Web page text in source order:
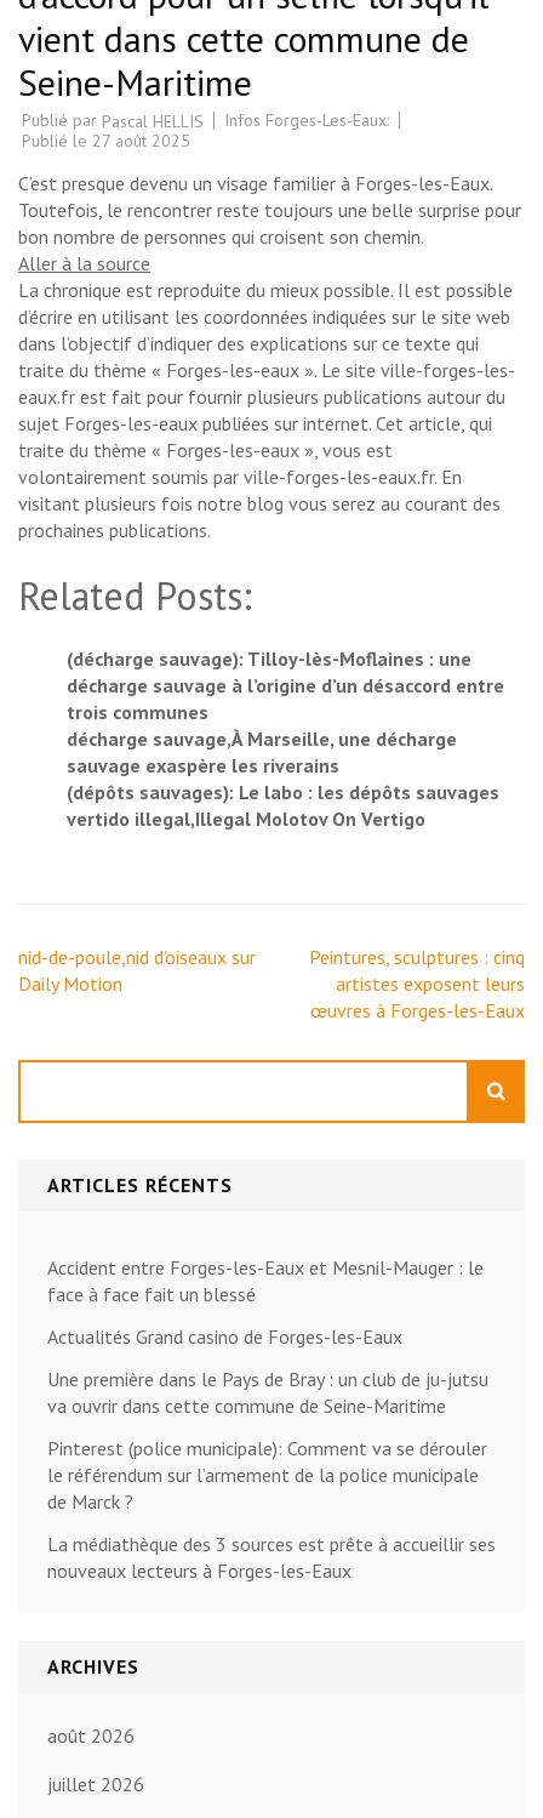
vient dans cette commune de
Seine-Maritime
Publié par Pascal HELLIS
Infos Forges-Les-Eaux:
Publié le 27 août 2025
C’est presque devenu un visage familier à Forges-les-Eaux.
Toutefois, le rencontrer reste toujours une belle surprise pour
bon nombre de personnes qui croisent son chemin.
Aller à la source
La chronique est reproduite du mieux possible. Il est possible
d’écrire en utilisant les coordonnées indiquées sur le site web
dans l’objectif d’indiquer des explications sur ce texte qui
traite du thème « Forges-les-eaux ». Le site ville-forges-les-
eaux.fr est fait pour fournir plusieurs publications autour du
sujet Forges-les-eaux publiées sur internet. Cet article, qui
traite du thème « Forges-les-eaux », vous est
volontairement soumis par ville-forges-les-eaux.fr. En
visitant plusieurs fois notre blog vous serez au courant des
prochaines publications.
Related Posts:
(décharge sauvage): Tilloy-lès-Moflaines : une
décharge sauvage à l’origine d’un désaccord entre
trois communes
décharge sauvage,À Marseille, une décharge
sauvage exaspère les riverains
(dépôts sauvages): Le labo : les dépôts sauvages
vertido illegal,Illegal Molotov On Vertigo
Navigation
de
nid-de-poule,nid d’oiseaux sur
Daily Motion
Peintures, sculptures : cinq
artistes exposent leurs
œuvres à Forges-les-Eaux
ARTICLES RÉCENTS
Accident entre Forges-les-Eaux et Mesnil-Mauger : le
face à face fait un blessé
Actualités Grand casino de Forges-les-Eaux
Une première dans le Pays de Bray : un club de ju-jutsu
va ouvrir dans cette commune de Seine-Maritime
Pinterest (police municipale): Comment va se dérouler
le référendum sur l’armement de la police municipale
de Marck ?
La médiathèque des 3 sources est prête à accueillir ses
nouveaux lecteurs à Forges-les-Eaux
ARCHIVES
août 2026
juillet 2026